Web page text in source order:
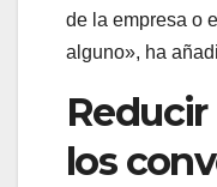
de la empresa o
alguno», ha
los